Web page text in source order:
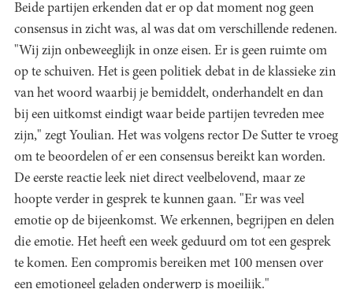
Beide partijen erkenden dat er op dat moment nog geen
consensus in zicht was, al was dat om verschillende redenen.
"Wij zijn onbeweeglijk in onze eisen. Er is geen ruimte om
op te schuiven. Het is geen politiek debat in de klassieke zin
van het woord waarbij je bemiddelt, onderhandelt en dan
bij een uitkomst eindigt waar beide partijen tevreden mee
zijn," zegt Youlian. Het was volgens rector De Sutter te vroeg
om te beoordelen of er een consensus bereikt kan worden.
De eerste reactie leek niet direct veelbelovend, maar ze
hoopte verder in gesprek te kunnen gaan. "Er was veel
emotie op de bijeenkomst. We erkennen, begrijpen en delen
die emotie. Het heeft een week geduurd om tot een gesprek
te komen. Een compromis bereiken met 100 mensen over
een emotioneel geladen onderwerp is moeilijk."